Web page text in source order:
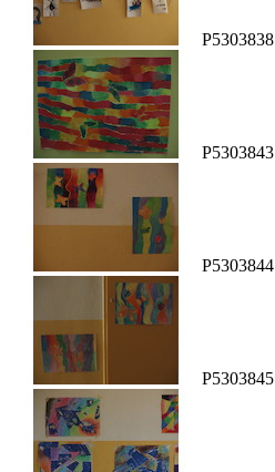
P5303838
P5303843
P5303844
P5303845